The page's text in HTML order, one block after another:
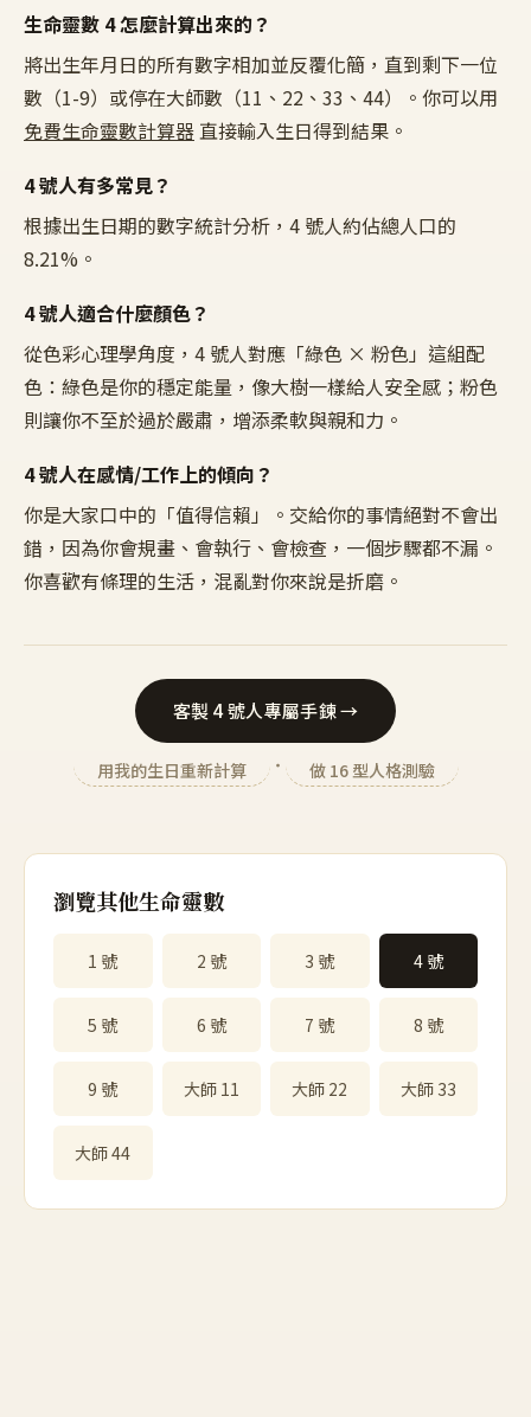
生命靈數 4怎麼計算出來的？
將出生年月日的所有數字相加並反覆化簡，直到剩下一位
數（1-9）或停在大師數（11、22、33、44）。你可以用
免費生命靈數計算器直接輸入生日得到結果。
4號人有多常見？
根據出生日期的數字統計分析， 4 號人約佔總人口的
8.21% 。
4號人適合什麼顏色？
從色彩心理學角度， 4 號人對應「綠色 × 粉色」這組配
色： 綠色是你的穩定能量，像大樹一樣給人安全感；粉色
則讓你不至於過於嚴肅，增添柔軟與親和力。
4號人在感情/工作上的傾向？
你是大家口中的「值得信賴」。交給你的事情絕對不會出
錯，因為你會規畫、會執行、會檢查，一個步驟都不漏。
你喜歡有條理的生活，混亂對你來說是折磨。
客製4號人專屬手鍊 →
用我的生日重新計算 ・ 做 16 型人格測驗
瀏覽其他生命靈數
1 號 2 號 3 號 4 號
5 號 6 號 7 號 8 號
9 號 大師 11 大師 22 大師 33
大師 44